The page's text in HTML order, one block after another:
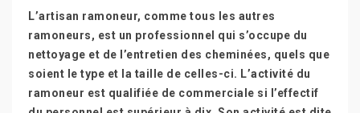
L’artisan ramoneur, comme tous les autres
ramoneurs, est un professionnel qui s’occupe du
nettoyage et de l’entretien des cheminées, quels que
soient le type et la taille de celles-ci. L’activité du
ramoneur est qualifiée de commerciale si l’effectif